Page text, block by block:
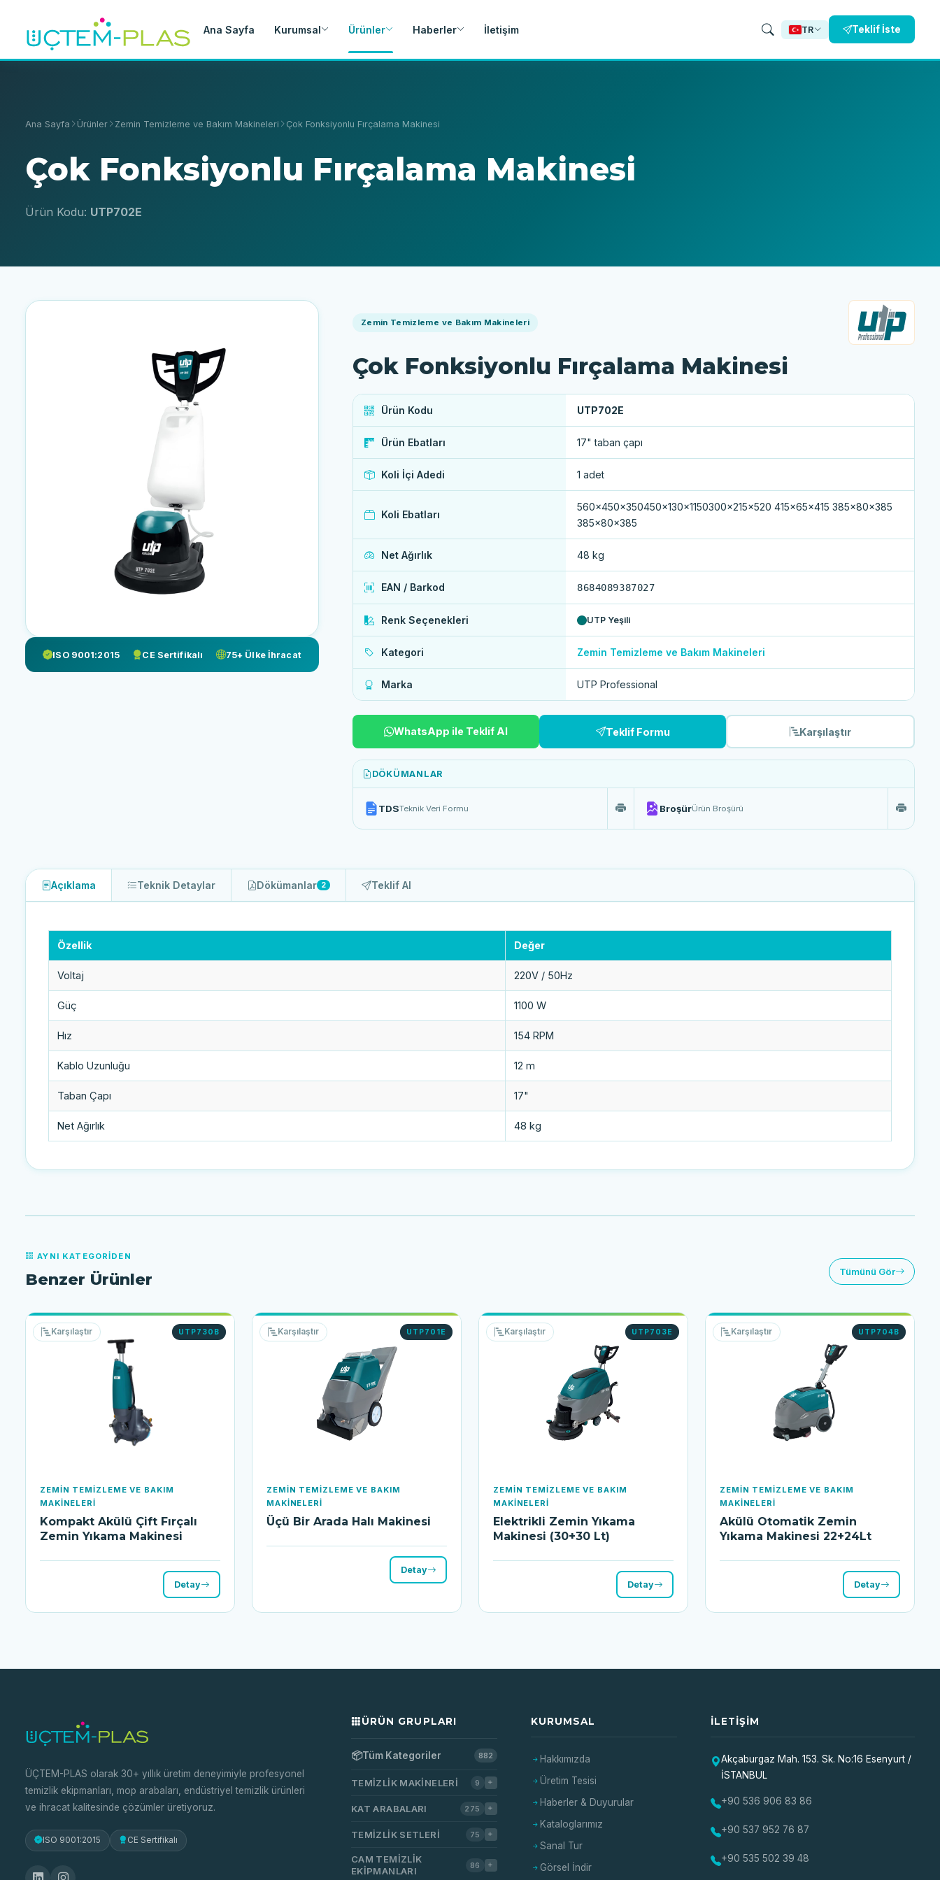
Ana Sayfa Kurumsal Ürünler Haberler İletişim TR Teklif İste
Ana Sayfa Ürünler Zemin Temizleme ve Bakım Makineleri Çok Fonksiyonlu Fırçalama Makinesi
Çok Fonksiyonlu Fırçalama Makinesi
Ürün Kodu: UTP702E
ISO 9001:2015 CE Sertifikalı 75+ Ülke İhracat
Zemin Temizleme ve Bakım Makineleri
Çok Fonksiyonlu Fırçalama Makinesi
Ürün Kodu UTP702E
Ürün Ebatları 17" taban çapı
Koli İçi Adedi 1 adet
Koli Ebatları
560x450x350450x130x1150300x215x520 415x65x415 385x80x385
385x80x385
Net Ağırlık 48 kg
EAN / Barkod 8684089387027
Renk Seçenekleri UTP Yeşili
Kategori Zemin Temizleme ve Bakım Makineleri
Marka UTP Professional
WhatsApp ile Teklif Al Teklif Formu Karşılaştır
DÖKÜMANLAR
TDSTeknik Veri Formu BroşürÜrün Broşürü
Açıklama Teknik Detaylar Dökümanlar 2 Teklif Al
Özellik Değer
Voltaj 220V / 50Hz
Güç 1100 W
Hız 154 RPM
Kablo Uzunluğu 12 m
Taban Çapı 17"
Net Ağırlık 48 kg
AYNI KATEGORIDEN
Benzer Ürünler Tümünü Gör
UTP730B
Karşılaştır
ZEMIN TEMIZLEME VE BAKIM
MAKINELERI
Kompakt Akülü Çift Fırçalı
Zemin Yıkama Makinesi
Detay
UTP701E
Karşılaştır
ZEMIN TEMIZLEME VE BAKIM
MAKINELERI
Üçü Bir Arada Halı Makinesi
Detay
UTP703E
Karşılaştır
ZEMIN TEMIZLEME VE BAKIM
MAKINELERI
Elektrikli Zemin Yıkama
Makinesi (30+30 Lt)
Detay
UTP704B
Karşılaştır
ZEMIN TEMIZLEME VE BAKIM
MAKINELERI
Akülü Otomatik Zemin
Yıkama Makinesi 22+24Lt
Detay
ÜÇTEM-PLAS olarak 30+ yıllık üretim deneyimiyle profesyonel
temizlik ekipmanları, mop arabaları, endüstriyel temizlik ürünleri
ve ihracat kalitesinde çözümler üretiyoruz.
ISO 9001:2015 CE Sertifikalı
ÜRÜN GRUPLARI
📦Tüm Kategoriler 882
TEMIZLIK MAKINELERI 9
KAT ARABALARI 275
TEMIZLIK SETLERI 75
CAM TEMIZLIK
EKIPMANLARI
86
KURUMSAL
Hakkımızda
Üretim Tesisi
Haberler & Duyurular
Kataloglarımız
Sanal Tur
Görsel İndir
İLETIŞIM
Akçaburgaz Mah. 153. Sk. No:16 Esenyurt /
İSTANBUL
+90 536 906 83 86
+90 537 952 76 87
+90 535 502 39 48